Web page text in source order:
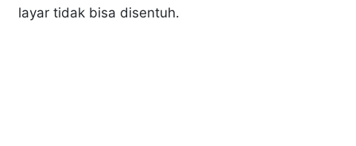
layar tidak bisa disentuh.